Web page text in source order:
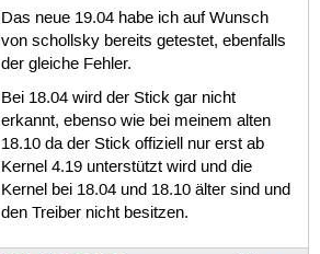
Das neue 19.04 habe ich auf Wunsch
von schollsky bereits getestet, ebenfalls
der gleiche Fehler.
Bei 18.04 wird der Stick gar nicht
erkannt, ebenso wie bei meinem alten
18.10 da der Stick offiziell nur erst ab
Kernel 4.19 unterstützt wird und die
Kernel bei 18.04 und 18.10 älter sind und
den Treiber nicht besitzen.